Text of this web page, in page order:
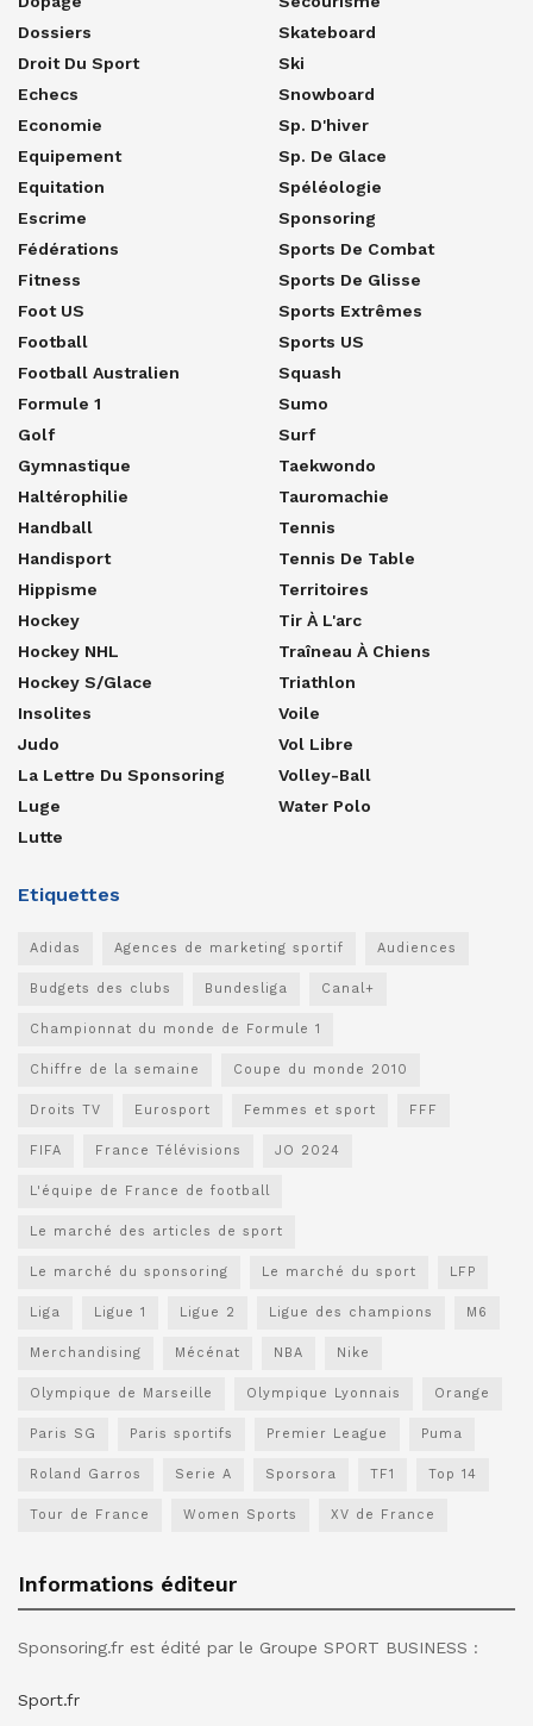
Dossiers
Droit Du Sport
Echecs
Economie
Equipement
Equitation
Escrime
Fédérations
Fitness
Foot US
Football
Football Australien
Formule 1
Golf
Gymnastique
Haltérophilie
Handball
Handisport
Hippisme
Hockey
Hockey NHL
Hockey S/glace
Insolites
Judo
La Lettre Du Sponsoring
Luge
Lutte
Skateboard
Ski
Snowboard
Sp. D'hiver
Sp. De Glace
Spéléologie
Sponsoring
Sports De Combat
Sports De Glisse
Sports Extrêmes
Sports US
Squash
Sumo
Surf
Taekwondo
Tauromachie
Tennis
Tennis De Table
Territoires
Tir À L'arc
Traîneau À Chiens
Triathlon
Voile
Vol Libre
Volley-Ball
Water Polo
Etiquettes
Adidas Agences de marketing sportif Audiences
Budgets des clubs Bundesliga Canal+
Championnat du monde de Formule 1
Chiffre de la semaine Coupe du monde 2010
Droits TV Eurosport Femmes et sport FFF
FIFA France Télévisions JO 2024
L'équipe de France de football
Le marché des articles de sport
Le marché du sponsoring Le marché du sport LFP
Liga Ligue 1 Ligue 2 Ligue des champions M6
Merchandising Mécénat NBA Nike
Olympique de Marseille Olympique Lyonnais Orange
Paris SG Paris sportifs Premier League Puma
Roland Garros Serie A Sporsora TF1 Top 14
Tour de France Women Sports XV de France
Informations éditeur
Sponsoring.fr est édité par le Groupe SPORT BUSINESS :
Sport.fr